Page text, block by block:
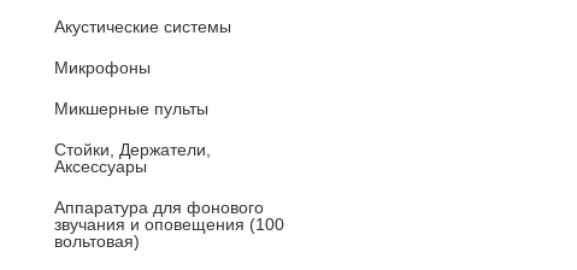
Акустические системы
Микрофоны
Микшерные пульты
Стойки, Держатели,
Аксессуары
Аппаратура для фонового
звучания и оповещения (100
вольтовая)